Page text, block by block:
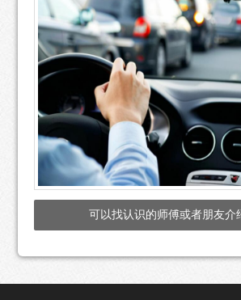
可以找认识的师傅或者朋友介